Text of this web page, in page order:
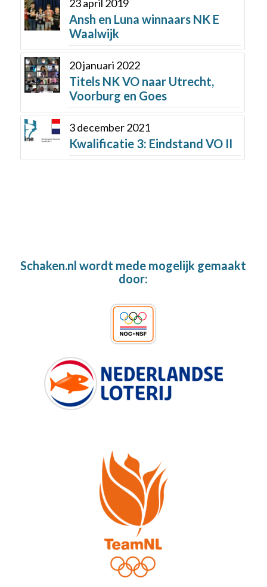
23 april 2019
Ansh en Luna winnaars NK E
Waalwijk
20 januari 2022
Titels NK VO naar Utrecht,
Voorburg en Goes
3 december 2021
Kwalificatie 3: Eindstand VO II
Schaken.nl wordt mede mogelijk gemaakt
door: